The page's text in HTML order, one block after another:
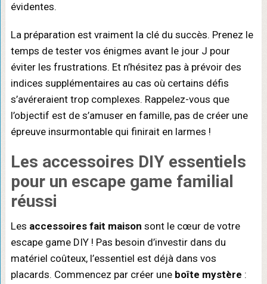
évidentes.
La préparation est vraiment la clé du succès. Prenez le
temps de tester vos énigmes avant le jour J pour
éviter les frustrations. Et n’hésitez pas à prévoir des
indices supplémentaires au cas où certains défis
s’avéreraient trop complexes. Rappelez-vous que
l’objectif est de s’amuser en famille, pas de créer une
épreuve insurmontable qui finirait en larmes !
Les accessoires DIY essentiels
pour un escape game familial
réussi
Les accessoires fait maison sont le cœur de votre
escape game DIY ! Pas besoin d’investir dans du
matériel coûteux, l’essentiel est déjà dans vos
placards. Commencez par créer une boîte mystère :